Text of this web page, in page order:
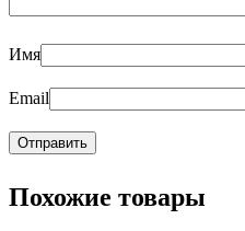
Имя
Email
Похожие товары